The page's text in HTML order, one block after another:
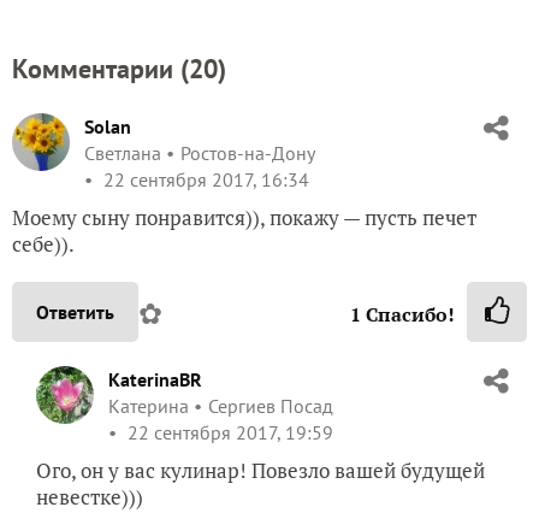
Комментарии (20)
Solan
Светлана
Ростов-на-Дону
22 сентября 2017, 16:34
Моему сыну понравится)), покажу — пусть печет
себе)).
Ответить ✿ 1 Спасибо!
KaterinaBR
Катерина
Сергиев Посад
22 сентября 2017, 19:59
Ого, он у вас кулинар! Повезло вашей будущей
невестке)))